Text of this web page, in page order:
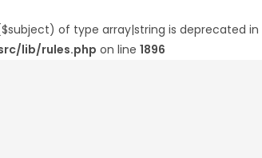
of type array|string is deprecated in
lib/rules.php on line 1896